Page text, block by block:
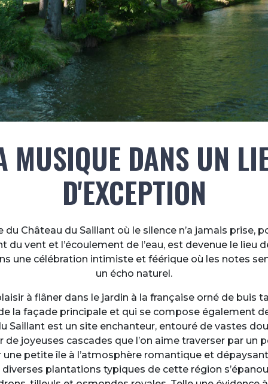
MUSIQUE DANS UN
D'EXCEPTION
du Château du Saillant où le silence n’a jamais prise,
du vent et l’écoulement de l’eau, est devenue le lieu
une célébration intimiste et féérique où les notes
un écho naturel.
à flâner dans le jardin à la française orné de buis
la façade principale et qui se compose également
Saillant est un site enchanteur, entouré de vastes
de joyeuses cascades que l’on aime traverser par un
une petite île à l’atmosphère romantique et
plantations typiques de cette région